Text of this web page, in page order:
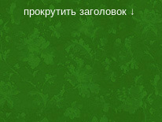
прокрутить заголовок ↓